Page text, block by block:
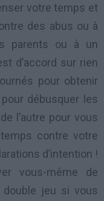
votre temps et
des abus ou à
parents ou à un
d’accord sur rien
pour obtenir
débusquer les
l’autre pour vous
contre votre
d’intention !
vous-même de
jeu si vous